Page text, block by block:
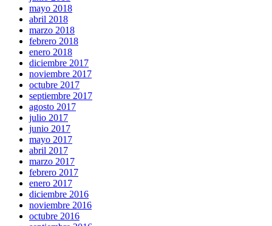
mayo 2018
abril 2018
marzo 2018
febrero 2018
enero 2018
diciembre 2017
noviembre 2017
octubre 2017
septiembre 2017
agosto 2017
julio 2017
junio 2017
mayo 2017
abril 2017
marzo 2017
febrero 2017
enero 2017
diciembre 2016
noviembre 2016
octubre 2016